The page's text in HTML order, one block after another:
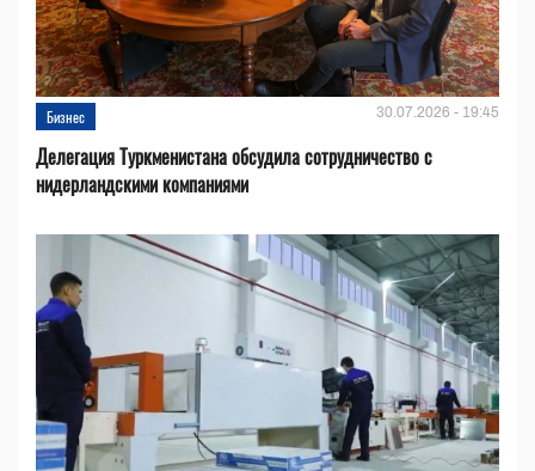
Бизнес 30.07.2026 - 19:45
Делегация Туркменистана обсудила сотрудничество с
нидерландскими компаниями